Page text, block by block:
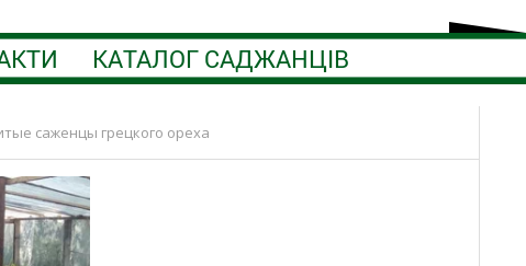
КАТАЛОГ САДЖАНЦІВ
саженцы грецкого ореха